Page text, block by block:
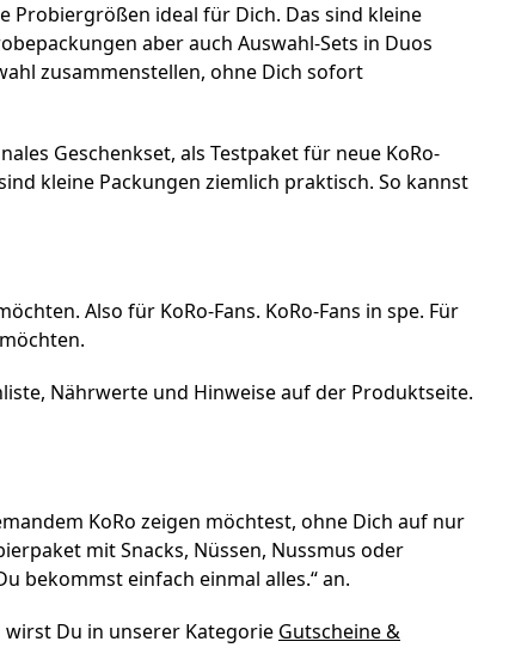
Probiergrößen ideal für Dich. Das sind kleine
aber auch Auswahl-Sets in Duos
zusammenstellen, ohne Dich sofort
Geschenkset, als Testpaket für neue KoRo-
kleine Packungen ziemlich praktisch. So kannst
Also für KoRo-Fans. KoRo-Fans in spe. Für
Nährwerte und Hinweise auf der Produktseite.
KoRo zeigen möchtest, ohne Dich auf nur
mit Snacks, Nüssen, Nussmus oder
bekommst einfach einmal alles.“ an.
Du in unserer Kategorie Gutscheine &